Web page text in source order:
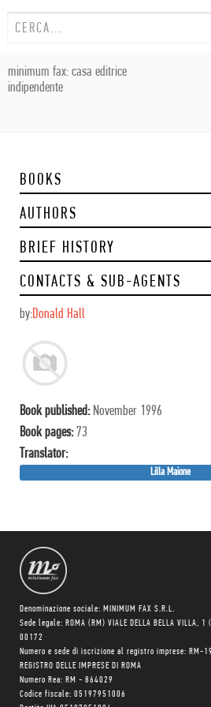
minimum fax: casa editrice
indipendente
BOOKS
AUTHORS
BRIEF HISTORY
CONTACTS & SUB-AGENTS
by:Donald Hall
Book published: November 1996
Book pages:73
Translator:
Lilla Maione
Denominazione sociale: MINIMUM FAX S.R.L.
Sede legale: ROMA (RM) VIALE DELLA BELLA VILLA, 1
00172
Numero e sede di iscrizione al registro imprese:
REGISTRO DELLE IMPRESE DI ROMA
Numero Rea: RM - 864029
Codice fiscale: 05197951006